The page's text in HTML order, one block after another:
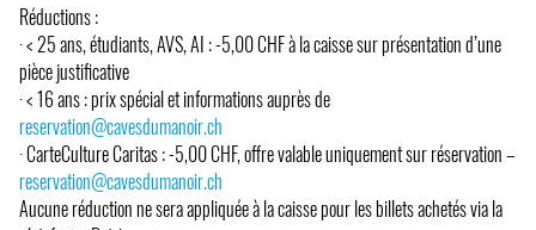
Réductions :
· < 25 ans, étudiants, AVS, AI : -5,00 CHF à la caisse sur présentation d’une
pièce justificative
· < 16 ans : prix spécial et informations auprès de
reservation@cavesdumanoir.ch
· CarteCulture Caritas : -5,00 CHF, offre valable uniquement sur réservation –
reservation@cavesdumanoir.ch
Aucune réduction ne sera appliquée à la caisse pour les billets achetés via la